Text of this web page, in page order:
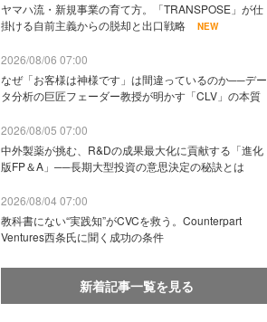
ヤマハ流・新規事業の育て方。「TRANSPOSE」が仕
掛ける自前主義からの脱却と出口戦略
NEW
2026/08/06 07:00
なぜ「お客様は神様です」は間違っているのか──デー
タ分析の巨匠フェーダー教授が明かす「CLV」の本質
2026/08/05 07:00
中外製薬が挑む、R&Dの成果最大化に貢献する「進化
版FP＆A」──長期大型投資の意思決定の秘訣とは
2026/08/04 07:00
教科書にない“実践知”がCVCを救う。Counterpart
Ventures西条氏に聞く成功の条件
新着記事一覧を見る